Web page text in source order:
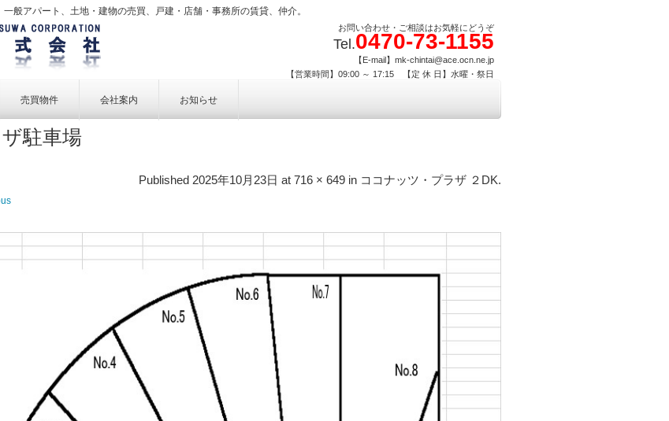
般アパート、土地・建物の売買、戸建・店舗・事務所の賃貸、仲介。
お問い合わせ・ご相談はお気軽にどうぞ
Tel.0470-73-1155
【E-mail】mk-chintai@ace.ocn.ne.jp
【営業時間】09:00 ～ 17:15 【定 休 日】水曜・祭日
覧
売買物件
売買物件一覧
会社案内
お問い合せ
お知らせ
駐車場
Published 2025年10月23日 at 716 × 649 in ココナッツ・プラザ ２DK.